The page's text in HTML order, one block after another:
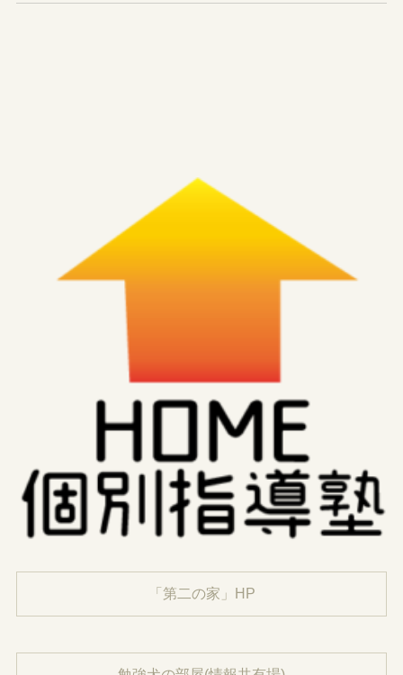
「第二の家」HP